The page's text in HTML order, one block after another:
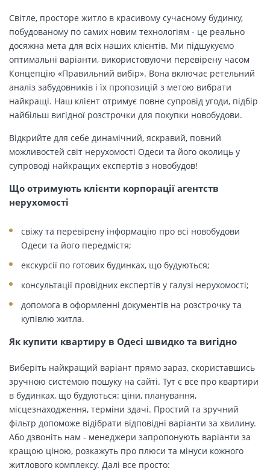
Світле, просторе житло в красивому сучасному будинку,
побудованому по самих новим технологіям - це реально
досяжна мета для всіх наших клієнтів. Ми підшукуємо
оптимальні варіанти, використовуючи перевірену часом
Концепцію «Правильний вибір». Вона включає ретельний
аналіз забудовників і їх пропозицій з метою вибрати
найкращі. Наш клієнт отримує повне супровід угоди, підбір
найбільш вигідної розстрочки для покупки новобудови.
Відкрийте для себе динамічний, яскравий, повний
можливостей світ нерухомості Одеси та його околиць у
супроводі найкращих експертів з новобудов!
Що отримують клієнти корпорації агентств
нерухомості
свіжу та перевірену інформацію про всі новобудови
Одеси та його передмістя;
екскурсії по готових будинках, що будуються;
консультації провідних експертів у галузі нерухомості;
допомога в оформленні документів на розстрочку та
купівлю житла.
Як купити квартиру в Одесі швидко та вигідно
Виберіть найкращий варіант прямо зараз, скориставшись
зручною системою пошуку на сайті. Тут є все про квартири
в будинках, що будуються: ціни, планування,
місцезнаходження, терміни здачі. Простий та зручний
фільтр допоможе відібрати відповідні варіанти за хвилину.
Або дзвоніть нам - менеджери запропонують варіанти за
кращою ціною, розкажуть про плюси та мінуси кожного
житлового комплексу. Далі все просто: